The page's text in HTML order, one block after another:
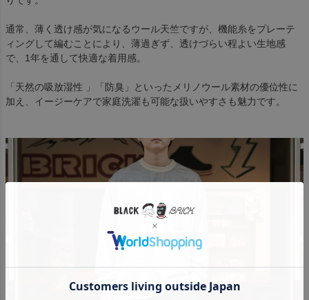
通常、薄く透け感が気になるウール天竺ですが、機能糸をプレーテ
ィングして編むことにより、薄過ぎず、透けづらい程よい生地感
で、1年を通して快適な着用感。
「天然の吸放湿性 」「防臭」といったメリノウール素材の優位性に
加え、イージーケアで家庭洗濯も可能な扱いやすさも魅力です。